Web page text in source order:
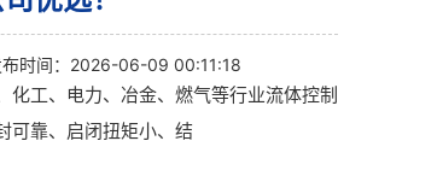
时间：2026-06-09 00:11:18
化工、电力、冶金、燃气等行业流体控制
可靠、启闭扭矩小、结